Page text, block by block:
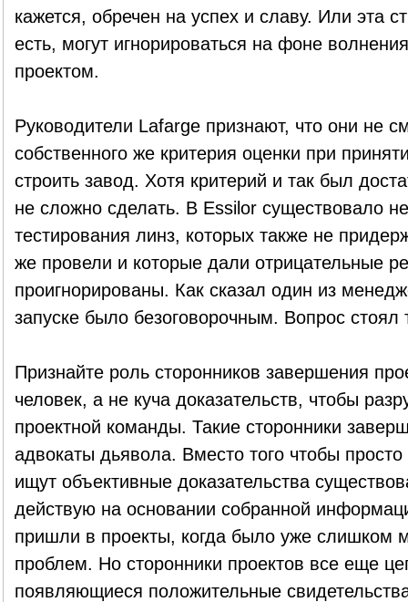
кажется, обречен на успех и славу. Или эта
есть, могут игнорироваться на фоне
проектом.
Руководители Lafarge признают, что они не
собственного же критерия оценки при
строить завод. Хотя критерий и так был
не сложно сделать. В Essilor существовало
тестирования линз, которых также не
же провели и которые дали отрицательные
проигнорированы. Как сказал один из
запуске было безоговорочным. Вопрос стоял
Признайте роль сторонников завершения
человек, а не куча доказательств, чтобы
проектной команды. Такие сторонники
адвокаты дьявола. Вместо того чтобы
ищут объективные доказательства
действую на основании собранной
пришли в проекты, когда было уже слишком
проблем. Но сторонники проектов все еще
появляющиеся положительные